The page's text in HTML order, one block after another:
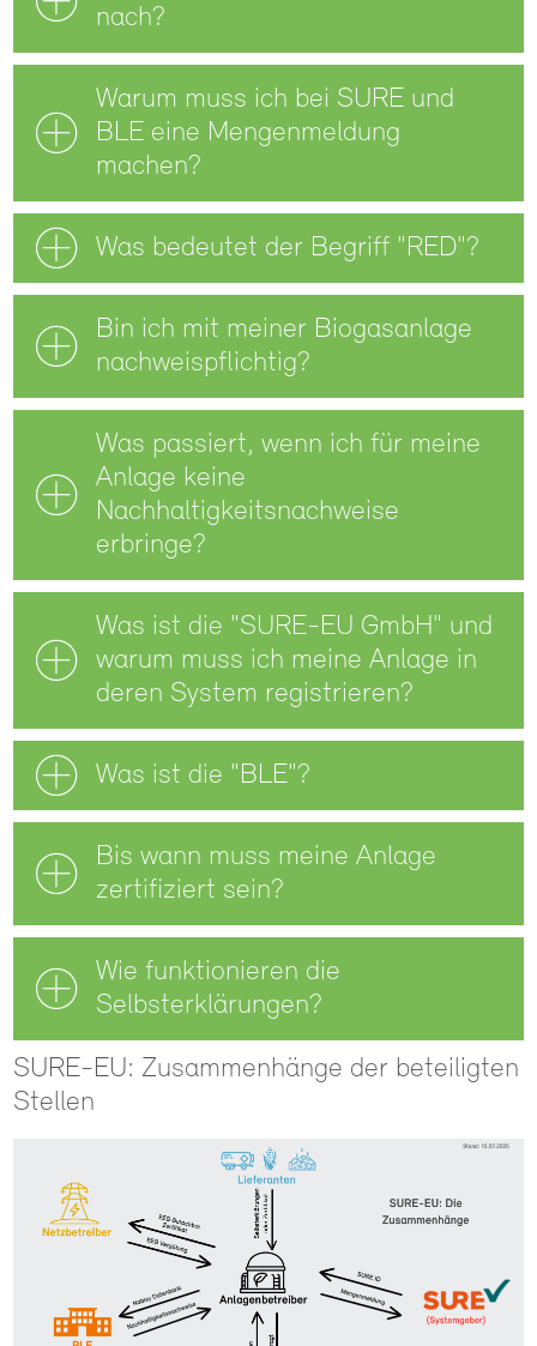
nach?
Warum muss ich bei SURE und
BLE eine Mengenmeldung
machen?
Was bedeutet der Begriff "RED"?
Bin ich mit meiner Biogasanlage
nachweispflichtig?
Was passiert, wenn ich für meine
Anlage keine
Nachhaltigkeitsnachweise
erbringe?
Was ist die "SURE-EU GmbH" und
warum muss ich meine Anlage in
deren System registrieren?
Was ist die "BLE"?
Bis wann muss meine Anlage
zertifiziert sein?
Wie funktionieren die
Selbsterklärungen?
SURE-EU: Zusammenhänge der beteiligten
Stellen